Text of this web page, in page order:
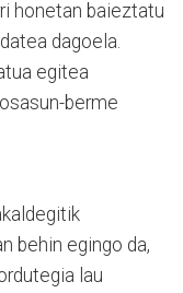
honetan baieztatu
dagoela.
egitea
berme
behin egingo da,
lau